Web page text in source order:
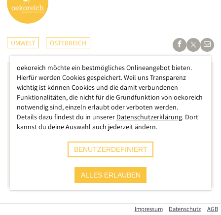
UMWELT ÖSTERREICH
Heftige Unwetter haben in der Nacht auf Samstag
Impressum Datenschutz AGB
oekoreich möchte ein bestmögliches Onlineangebot bieten.
Hierfür werden Cookies gespeichert. Weil uns Transparenz
wichtig ist können Cookies und die damit verbundenen
Funktionalitäten, die nicht für die Grundfunktion von oekoreich
notwendig sind, einzeln erlaubt oder verboten werden.
Details dazu findest du in unserer Datenschutzerklärung. Dort
kannst du deine Auswahl auch jederzeit ändern.
BENUTZERDEFINIERT
ALLES ERLAUBEN